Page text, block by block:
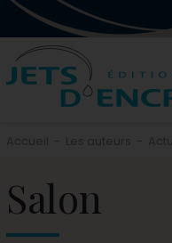
Salon